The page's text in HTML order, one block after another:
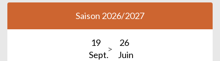
Saison 2026/2027
19
Sept.
26
Juin